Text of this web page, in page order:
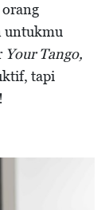
untukmu
Your Tango,
tapi